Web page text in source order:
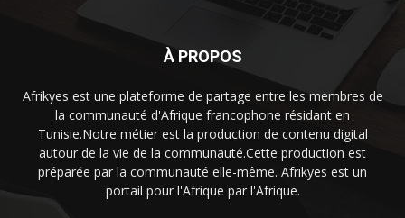
À PROPOS
Afrikyes est une plateforme de partage entre les membres de
la communauté d'Afrique francophone résidant en
Tunisie.Notre métier est la production de contenu digital
autour de la vie de la communauté.Cette production est
préparée par la communauté elle-même. Afrikyes est un
portail pour l'Afrique par l'Afrique.